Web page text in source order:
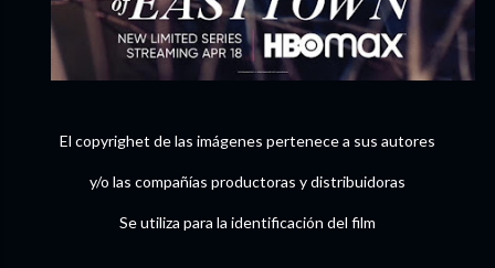
El copyrighet de las imágenes pertenece a sus autores
y/o las compañías productoras y distribuidoras
Se utiliza para la identificación del film